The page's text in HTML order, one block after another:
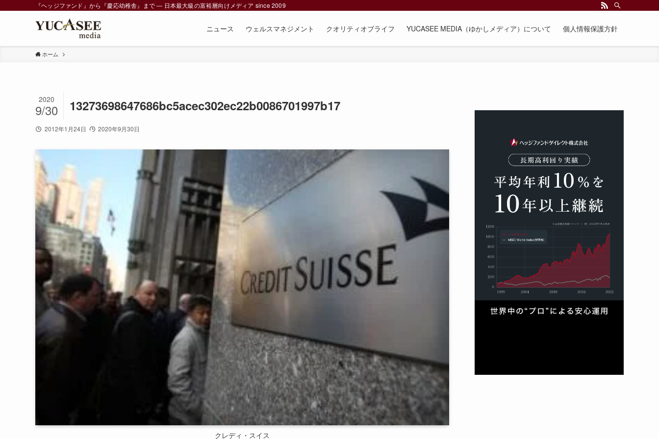
『ヘッジファンド』から『慶応幼稚舎』まで ― 日本最大級の富裕層向けメディア since 2009
ニュース ウェルスマネジメント クオリティオブライフ YUCASEE MEDIA（ゆかしメディア）について 個人情報保護方針
ホーム
13273698647686bc5acec302ec22b0086701997b17
2020
9/30
2012年1月24日 2020年9月30日
クレディ・スイス